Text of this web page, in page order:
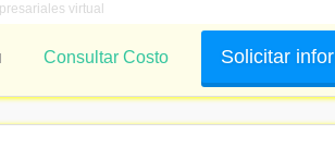
virtual
Solicitar
Consultar Costo